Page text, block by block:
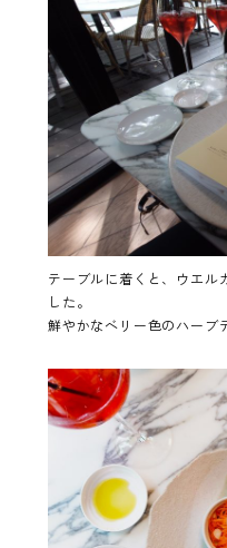
テーブルに着くと、ウエル
した。
鮮やかなベリー色のハーブ